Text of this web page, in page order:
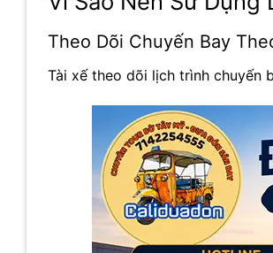
Theo Dõi Chuyến Bay
Tài xế theo dõi lịch trình chuyến